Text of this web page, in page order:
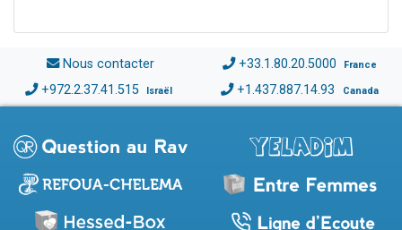
Nous contacter +33.1.80.20.5000 France
+972.2.37.41.515 Israël +1.437.887.14.93 Canada